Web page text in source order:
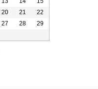
20 21
22
27 28
29